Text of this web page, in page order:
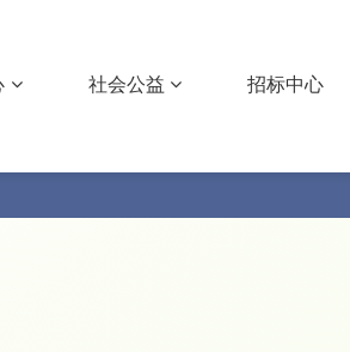
社会公益 招标中心